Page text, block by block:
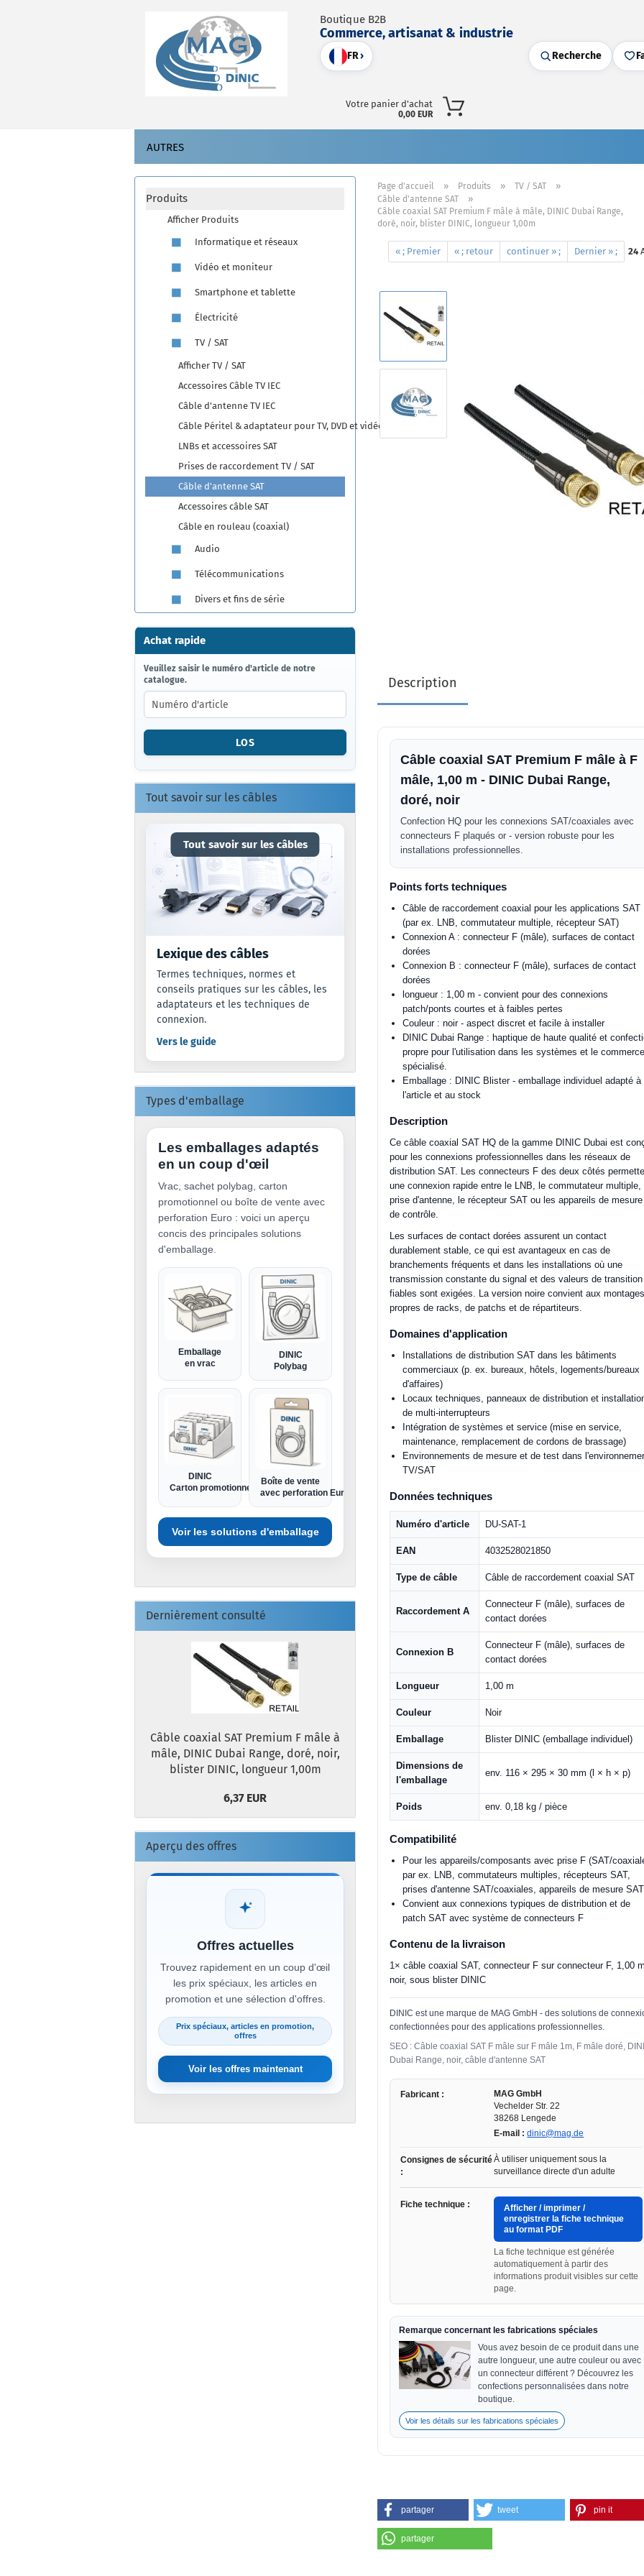
Boutique B2B
Commerce, artisanat & industrie
FR› Recherche
Votre panier d'achat
0,00 EUR
AUTRES
Page d'accueil » Produits » TV / SAT »
Câble d'antenne SAT »
Câble coaxial SAT Premium F mâle à mâle, DINIC Dubai Range,
doré, noir, blister DINIC, longueur 1,00m
« ; Premier « ; retour continuer » ; Dernier » ; 24
Description
Câble coaxial SAT Premium F mâle à F
mâle, 1,00 m - DINIC Dubai Range,
doré, noir
Confection HQ pour les connexions SAT/coaxiales avec
connecteurs F plaqués or - version robuste pour les
installations professionnelles.
Points forts techniques
Câble de raccordement coaxial pour les applications SAT
(par ex. LNB, commutateur multiple, récepteur SAT)
Connexion A : connecteur F (mâle), surfaces de contact
dorées
Connexion B : connecteur F (mâle), surfaces de contact
dorées
longueur : 1,00 m - convient pour des connexions
patch/ponts courtes et à faibles pertes
Couleur : noir - aspect discret et facile à installer
DINIC Dubai Range : haptique de haute qualité et
propre pour l'utilisation dans les systèmes et le commerce
spécialisé.
Emballage : DINIC Blister - emballage individuel adapté à
l'article et au stock
Description
Ce câble coaxial SAT HQ de la gamme DINIC Dubai est
pour les connexions professionnelles dans les réseaux de
distribution SAT. Les connecteurs F des deux côtés
une connexion rapide entre le LNB, le commutateur multiple,
prise d'antenne, le récepteur SAT ou les appareils de
de contrôle.
Les surfaces de contact dorées assurent un contact
durablement stable, ce qui est avantageux en cas de
branchements fréquents et dans les installations où une
transmission constante du signal et des valeurs de transition
fiables sont exigées. La version noire convient aux montages
propres de racks, de patchs et de répartiteurs.
Domaines d'application
Installations de distribution SAT dans les bâtiments
commerciaux (p. ex. bureaux, hôtels, logements/bureaux
d'affaires)
Locaux techniques, panneaux de distribution et
de multi-interrupteurs
Intégration de systèmes et service (mise en service,
maintenance, remplacement de cordons de brassage)
Environnements de mesure et de test dans
TV/SAT
Données techniques
Numéro d'article DU-SAT-1
EAN 4032528021850
Type de câble Câble de raccordement coaxial SAT
Raccordement A
Connecteur F (mâle), surfaces de
contact dorées
Connexion B
Connecteur F (mâle), surfaces de
contact dorées
Longueur 1,00 m
Couleur Noir
Emballage Blister DINIC (emballage individuel)
Dimensions de
l'emballage
env. 116 × 295 × 30 mm (l × h × p)
Poids env. 0,18 kg / pièce
Compatibilité
Pour les appareils/composants avec prise F (SAT/
par ex. LNB, commutateurs multiples, récepteurs SAT,
prises d'antenne SAT/coaxiales, appareils de mesure SAT
Convient aux connexions typiques de distribution et de
patch SAT avec système de connecteurs F
Contenu de la livraison
1× câble coaxial SAT, connecteur F sur connecteur F, 1,00
noir, sous blister DINIC
DINIC est une marque de MAG GmbH - des solutions de
confectionnées pour des applications professionnelles.
SEO : Câble coaxial SAT F mâle sur F mâle 1m, F mâle doré,
Dubai Range, noir, câble d'antenne SAT
Fabricant :
MAG GmbH
Vechelder Str. 22
38268 Lengede
E-mail : dinic@mag.de
Consignes de sécurité
:
À utiliser uniquement sous la
surveillance directe d'un adulte
Fiche technique :
Afficher / imprimer /
enregistrer la fiche technique
au format PDF
La fiche technique est générée
automatiquement à partir des
informations produit visibles sur cette
page.
Remarque concernant les fabrications spéciales
Vous avez besoin de ce produit dans une
autre longueur, une autre couleur ou avec
un connecteur différent ? Découvrez les
confections personnalisées dans notre
boutique.
Voir les détails sur les fabrications spéciales
partager tweet pin it
partager
Produits
Afficher Produits
Informatique et réseaux
Vidéo et moniteur
Smartphone et tablette
Électricité
TV / SAT
Afficher TV / SAT
Accessoires Câble TV IEC
Câble d'antenne TV IEC
Câble Péritel & adaptateur pour TV, DVD et vidéo
LNBs et accessoires SAT
Prises de raccordement TV / SAT
Câble d'antenne SAT
Accessoires câble SAT
Câble en rouleau (coaxial)
Audio
Télécommunications
Divers et fins de série
Achat rapide
VEUILLEZ
SAISIR
LE
NUMÉRO
D'ARTICLE
DE
CATALOGUE.
Veuillez saisir le numéro d'article de notre
catalogue.
LOS
Tout savoir sur les câbles
Tout savoir sur les câbles
Lexique des câbles
Termes techniques, normes et
conseils pratiques sur les câbles, les
adaptateurs et les techniques de
connexion.
Vers le guide
Types d'emballage
Les emballages adaptés
en un coup d'œil
Vrac, sachet polybag, carton
promotionnel ou boîte de vente avec
perforation Euro : voici un aperçu
concis des principales solutions
d'emballage.
Emballage
en vrac
DINIC
Polybag
DINIC
Carton promotionnel
Boîte de vente
avec perforation Euro
Voir les solutions d'emballage
Dernièrement consulté
Câble coaxial SAT Premium F mâle à
mâle, DINIC Dubai Range, doré, noir,
blister DINIC, longueur 1,00m
6,37 EUR
Aperçu des offres
Offres actuelles
Trouvez rapidement en un coup d'œil
les prix spéciaux, les articles en
promotion et une sélection d'offres.
Prix spéciaux, articles en promotion,
offres
Voir les offres maintenant